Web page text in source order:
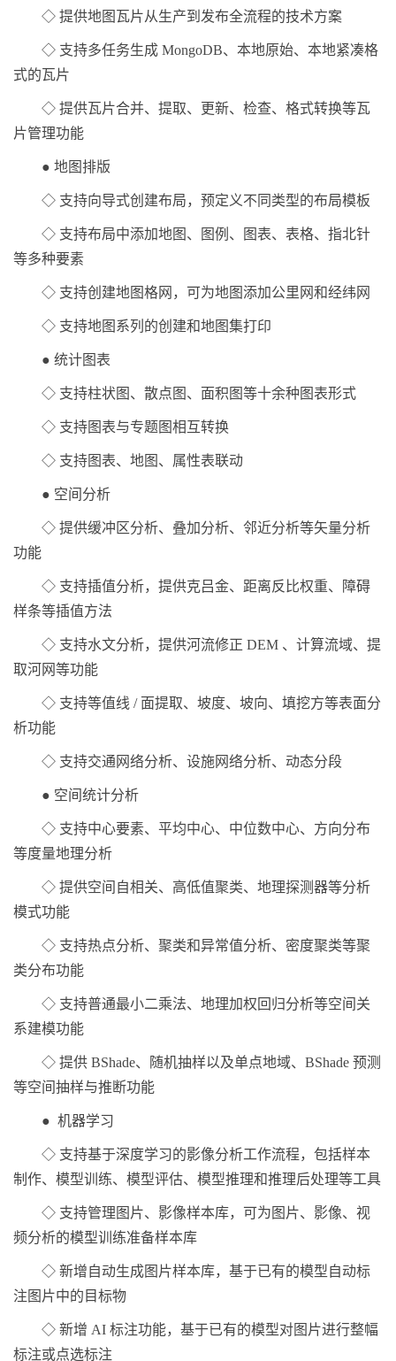
◇ 提供地图瓦片从生产到发布全流程的技术方案
◇ 支持多任务生成 MongoDB、本地原始、本地紧凑格
式的瓦片
◇ 提供瓦片合并、提取、更新、检查、格式转换等瓦
片管理功能
● 地图排版
◇ 支持向导式创建布局，预定义不同类型的布局模板
◇ 支持布局中添加地图、图例、图表、表格、指北针
等多种要素
◇ 支持创建地图格网，可为地图添加公里网和经纬网
◇ 支持地图系列的创建和地图集打印
● 统计图表
◇ 支持柱状图、散点图、面积图等十余种图表形式
◇ 支持图表与专题图相互转换
◇ 支持图表、地图、属性表联动
● 空间分析
◇ 提供缓冲区分析、叠加分析、邻近分析等矢量分析
功能
◇ 支持插值分析，提供克吕金、距离反比权重、障碍
样条等插值方法
◇ 支持水文分析，提供河流修正 DEM 、计算流域、提
取河网等功能
◇ 支持等值线 / 面提取、坡度、坡向、填挖方等表面分
析功能
◇ 支持交通网络分析、设施网络分析、动态分段
● 空间统计分析
◇ 支持中心要素、平均中心、中位数中心、方向分布
等度量地理分析
◇ 提供空间自相关、高低值聚类、地理探测器等分析
模式功能
◇ 支持热点分析、聚类和异常值分析、密度聚类等聚
类分布功能
◇ 支持普通最小二乘法、地理加权回归分析等空间关
系建模功能
◇ 提供 BShade、随机抽样以及单点地域、BShade 预测
等空间抽样与推断功能
● 机器学习
◇ 支持基于深度学习的影像分析工作流程，包括样本
制作、模型训练、模型评估、模型推理和推理后处理等工具
◇ 支持管理图片、影像样本库，可为图片、影像、视
频分析的模型训练准备样本库
◇ 新增自动生成图片样本库，基于已有的模型自动标
注图片中的目标物
◇ 新增 AI 标注功能，基于已有的模型对图片进行整幅
标注或点选标注